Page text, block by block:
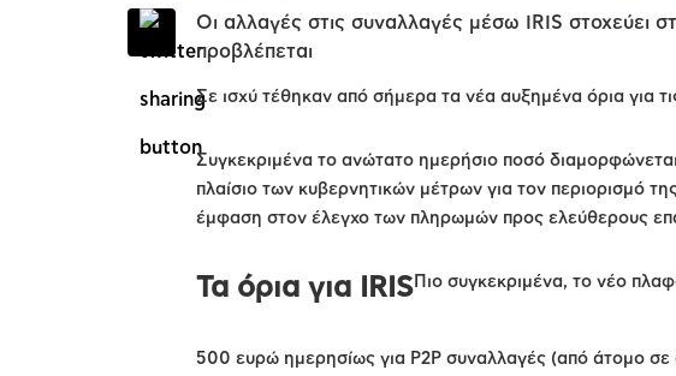
Οι αλλαγές στις συναλλαγές μέσω IRIS στοχεύει
προβλέπεται
Σε ισχύ τέθηκαν από σήμερα τα νέα αυξημένα όρια για
Συγκεκριμένα το ανώτατο ημερήσιο ποσό
πλαίσιο των κυβερνητικών μέτρων για τον περιορισμό
έμφαση στον έλεγχο των πληρωμών προς ελεύθερους
Τα όρια για IRIS Πιο συγκεκριμένα, το νέο
500 ευρώ ημερησίως για P2P συναλλαγές (από άτομο